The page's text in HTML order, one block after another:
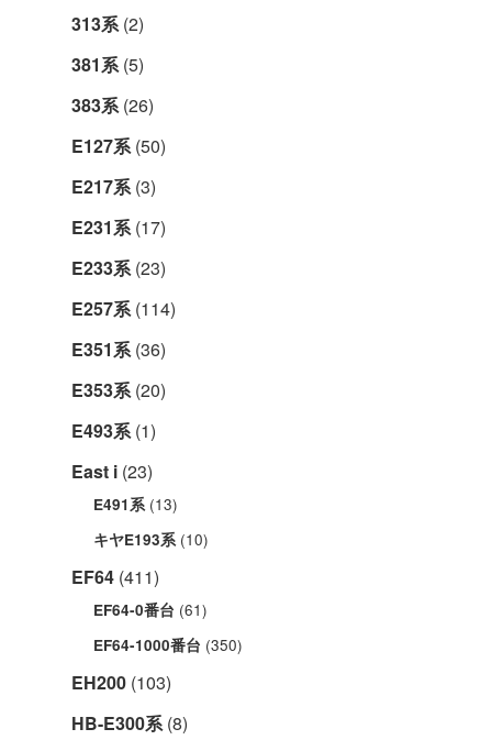
313系(2)
381系(5)
383系(26)
E127系(50)
E217系(3)
E231系(17)
E233系(23)
E257系(114)
E351系(36)
E353系(20)
E493系(1)
East i (23)
E491系(13)
キヤE193系(10)
EF64 (411)
EF64-0番台 (61)
EF64-1000番台 (350)
EH200 (103)
HB-E300系(8)